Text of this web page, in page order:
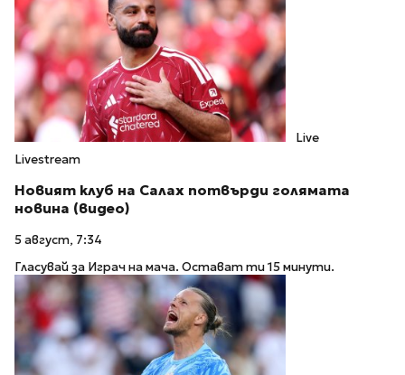
Live
Livestream
Новият клуб на Салах потвърди голямата
новина (видео)
5 август, 7:34
Гласувай за Играч на мача. Остават ти 15 минути.